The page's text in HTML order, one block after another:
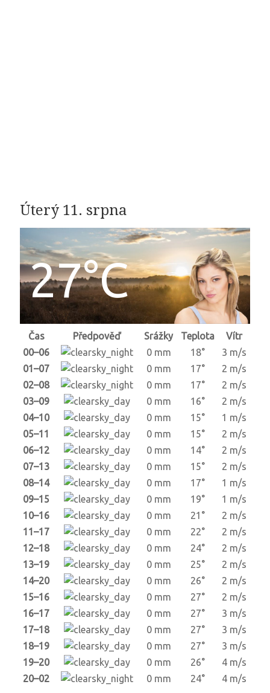
Úterý 11. srpna
27°C
Čas Předpověď Srážky Teplota
Vítr
00–06
0 mm 18°
3 m/s
01–07
0 mm 17°
2 m/s
02–08
0 mm 17°
2 m/s
03–09
0 mm 16°
2 m/s
04–10
0 mm 15°
1 m/s
05–11
0 mm 15°
2 m/s
06–12
0 mm 14°
2 m/s
07–13
0 mm 15°
2 m/s
08–14
0 mm 17°
1 m/s
09–15
0 mm 19°
1 m/s
10–16
0 mm 21°
2 m/s
11–17
0 mm 22°
2 m/s
12–18
0 mm 24°
2 m/s
13–19
0 mm 25°
2 m/s
14–20
0 mm 26°
2 m/s
15–16
0 mm 27°
2 m/s
16–17
0 mm 27°
3 m/s
17–18
0 mm 27°
3 m/s
18–19
0 mm 27°
3 m/s
19–20
0 mm 26°
4 m/s
20–02
0 mm 24° 4 m/s